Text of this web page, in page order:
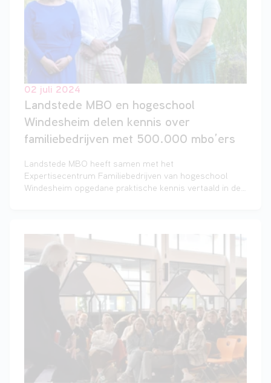
02 juli 2024
Landstede MBO en hogeschool
Windesheim delen kennis over
familiebedrijven met 500.000 mbo’ers
Landstede MBO heeft samen met het
Expertisecentrum Familiebedrijven van hogeschool
Windesheim opgedane praktische kennis vertaald in de